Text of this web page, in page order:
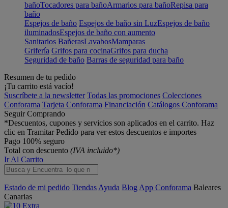
bañoTocadores para bañoArmarios para bañoRepisa para
baño
Espejos de baño Espejos de baño sin LuzEspejos de baño
iluminadosEspejos de baño con aumento
Sanitarios BañerasLavabosMamparas
Grifería Grifos para cocinaGrifos para ducha
Seguridad de baño Barras de seguridad para baño
Resumen de tu pedido
¡Tu carrito está vacío!
Suscríbete a la newsletter Todas las promociones Colecciones
Conforama Tarjeta Conforama Financiación Catálogos Conforama
Seguir Comprando
*Descuentos, cupones y servicios son aplicados en el carrito. Haz
clic en Tramitar Pedido para ver estos descuentos e importes
Pago 100% seguro
Total con descuento (IVA incluido*)
Ir Al Carrito
Estado de mi pedido Tiendas Ayuda Blog App Conforama Baleares
Canarias